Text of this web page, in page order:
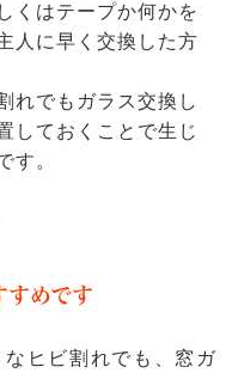
くはテープか何かを
人に早く交換した方
れでもガラス交換し
しておくことで生じ
す。
すめです
ヒビ割れでも、窓ガ